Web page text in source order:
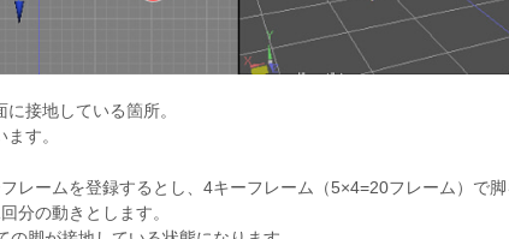
接地している箇所。
す。
レームを登録するとし、4キーフレーム（5×4=20フレーム）で脚
分の動きとします。